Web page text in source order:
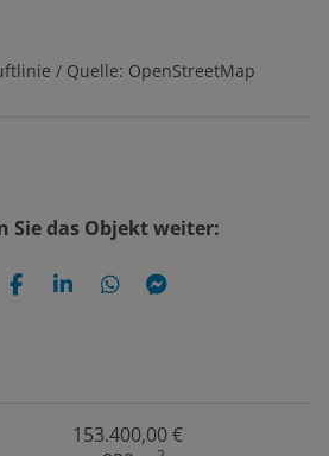
/ Quelle: OpenStreetMap
Sie das Objekt weiter:
153.400,00 €